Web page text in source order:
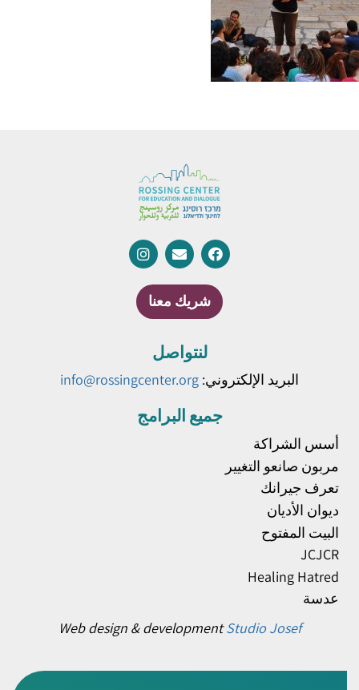
شريك معنا
لنتواصل
البريد الإلكتروني: info@rossingcenter.org
جميع البرامج
أسس الشراكة
مربون صانعو التغيير
تعرف جيرانك
ديوان الأديان
البيت المفتوح
JCJCR
Healing Hatred
عدسة
Web design & developmentStudio Josef